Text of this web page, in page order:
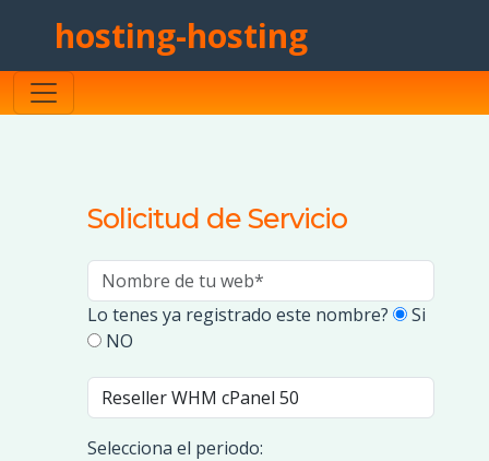
hosting-hosting
Solicitud de Servicio
Lo tenes ya registrado este nombre?
Si
NO
Selecciona el periodo: